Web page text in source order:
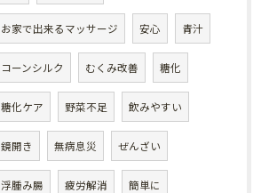
お家で出来るマッサージ 安心 青汁
コーンシルク むくみ改善 糖化
糖化ケア 野菜不足 飲みやすい
鏡開き 無病息災 ぜんざい
浮腫み腸 疲労解消 簡単に